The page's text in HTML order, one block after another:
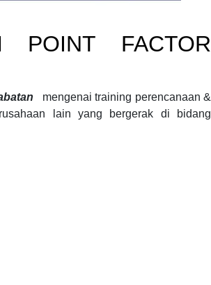
POINT FACTOR
mengenaitraining perencanaan &
lain yang bergerak di bidang